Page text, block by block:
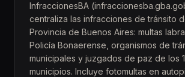
InfraccionesBA
centraliza las infracciones de tránsito
Provincia de Buenos Aires: multas
Policía Bonaerense, organismos de
municipales y juzgados de paz de los
municipios. Incluye fotomultas en